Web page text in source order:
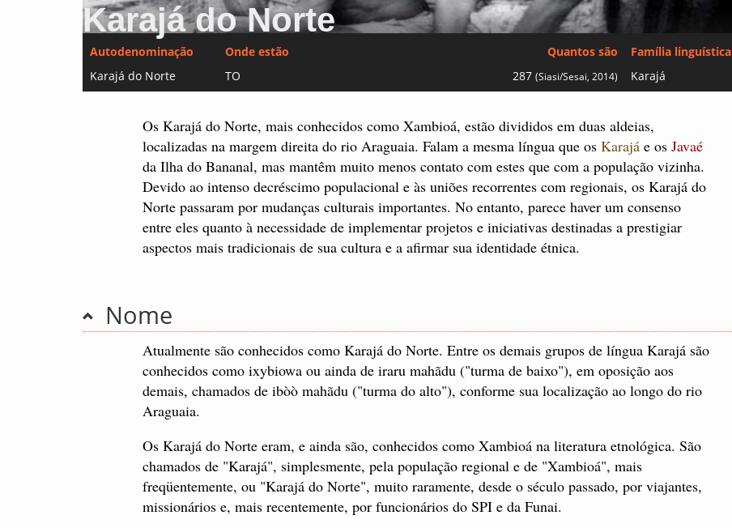
Karajá do Norte
Autodenominação
Karajá do Norte
Onde estão
Quantos são
TO
287(Siasi/Sesai, 2014)
Família linguística
Karajá
Os Karajá do Norte, mais conhecidos como Xambioá, estão divididos em duas aldeias,
localizadas na margem direita do rio Araguaia. Falam a mesma língua que os Karajá e os Javaé
da Ilha do Bananal, mas mantêm muito menos contato com estes que com a população vizinha.
Devido ao intenso decréscimo populacional e às uniões recorrentes com regionais, os Karajá do
Norte passaram por mudanças culturais importantes. No entanto, parece haver um consenso
entre eles quanto à necessidade de implementar projetos e iniciativas destinadas a prestigiar
aspectos mais tradicionais de sua cultura e a afirmar sua identidade étnica.
Nome
Atualmente são conhecidos como Karajá do Norte. Entre os demais grupos de língua Karajá são
conhecidos como ixybiowa ou ainda de iraru mahãdu ("turma de baixo"), em oposição aos
demais, chamados de ibòò mahãdu ("turma do alto"), conforme sua localização ao longo do rio
Araguaia.
Os Karajá do Norte eram, e ainda são, conhecidos como Xambioá na literatura etnológica. São
chamados de "Karajá", simplesmente, pela população regional e de "Xambioá", mais
freqüentemente, ou "Karajá do Norte", muito raramente, desde o século passado, por viajantes,
missionários e, mais recentemente, por funcionários do SPI e da Funai.